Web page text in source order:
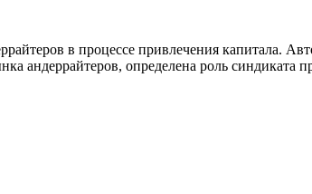
в процессе привлечения капитала.
андеррайтеров, определена роль